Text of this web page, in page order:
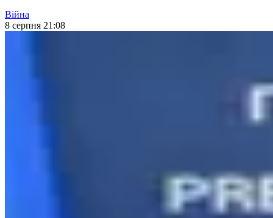
Війна
8 серпня 21:08